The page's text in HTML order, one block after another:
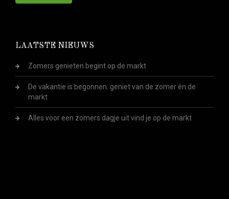
LAATSTE NIEUWS
Zomers genieten begint op de markt
De vakantie is begonnen: geniet van de zomer én de
markt
Alles voor een zomers dagje uit vind je op de markt